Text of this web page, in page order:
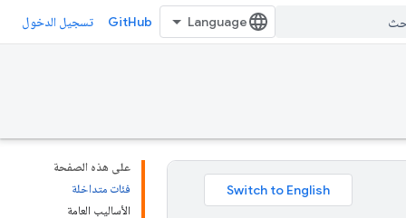
GitHub تسجيل الدخول
على هذه الصفحة
فئات متداخلة
الأساليب العامة